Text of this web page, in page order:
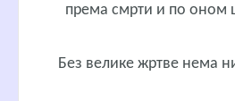
према смрти и по оном
Без велике жртве нема